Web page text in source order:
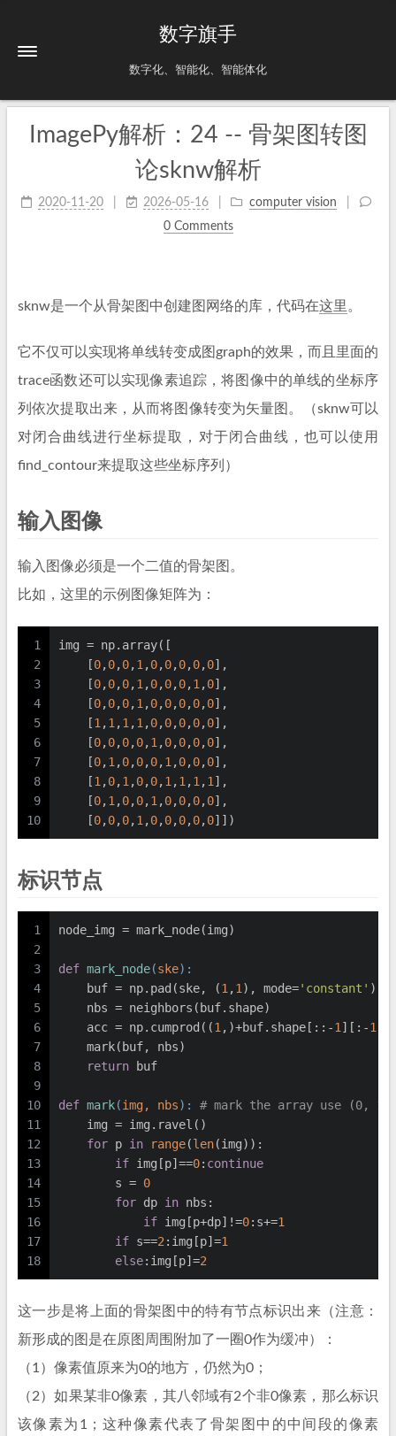
数字旗手
数字化、智能化、智能体化
ImagePy解析：24 -- 骨架图转图
论sknw解析
2020-11-20 2026-05-16
computer vision
0 Comments
sknw是一个从骨架图中创建图网络的库，代码在这里 。
它不仅可以实现将单线转变成图graph的效果，而且里面的
trace函数还可以实现像素追踪，将图像中的单线的坐标序
列依次提取出来，从而将图像转变为矢量图。（sknw可以
对闭合曲线进行坐标提取，对于闭合曲线，也可以使用
find_contour来提取这些坐标序列）
输入图像
输入图像必须是一个二值的骨架图。
比如，这里的示例图像矩阵为：
1
2
3
4
5
6
7
8
9
10
img = np.array([
    [
0,0,0,1 ,0,0,0,0,0],
    [
0,0,0,1 ,0,0,0,1 ,0],
    [
0,0,0,1 ,0,0,0,0,0],
    [
1 ,1 ,1 ,1 ,0,0,0,0,0],
    [
0,0,0,0,1 ,0,0,0,0],
    [
0,1 ,0,0,0,1 ,0,0,0],
    [
1 ,0,1 ,0,0,1 ,1 ,1 ,1 ],
    [
0,1 ,0,0,1 ,0,0,0,0],
    [
0,0,0,1 ,0,0,0,0,0]])
标识节点
1
2
3
4
5
6
7
8
9
10
11
12
13
14
15
16
17
18
node_img = mark_node(img)
def mark_node(ske):
    buf = np.pad(ske, (
1 ,1 ), mode='constant' )
    nbs = neighbors(buf.shape)
    acc = np.cumprod((
1 ,)+buf.shape[::-1 ][:-1
    mark(buf, nbs)
return buf
def mark(img, nbs):
# mark the array use (0, 1,
    img = img.ravel()
for p in range(len(img)):
if img[p]==0: continue
        s =
0
for dp in nbs:
if img[p+dp]!=0:s+=1
if s==2 :img[p]=1
else:img[p]=2
这一步是将上面的骨架图中的特有节点标识出来（注意：
新形成的图是在原图周围附加了一圈0作为缓冲）：
（1）像素值原来为0的地方，仍然为0；
（2）如果某非0像素，其八邻域有2个非0像素，那么标识
该像素为1；这种像素代表了骨架图中的中间段的像素